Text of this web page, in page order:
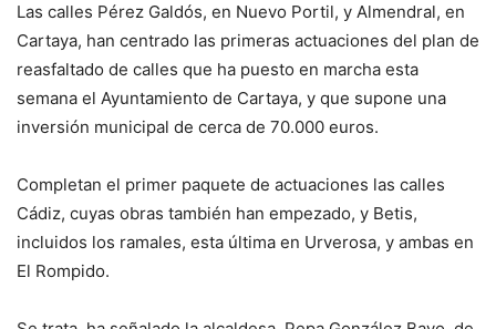
Las calles Pérez Galdós, en Nuevo Portil, y Almendral, en
Cartaya, han centrado las primeras actuaciones del plan de
reasfaltado de calles que ha puesto en marcha esta
semana el Ayuntamiento de Cartaya, y que supone una
inversión municipal de cerca de 70.000 euros.
Completan el primer paquete de actuaciones las calles
Cádiz, cuyas obras también han empezado, y Betis,
incluidos los ramales, esta última en Urverosa, y ambas en
El Rompido.